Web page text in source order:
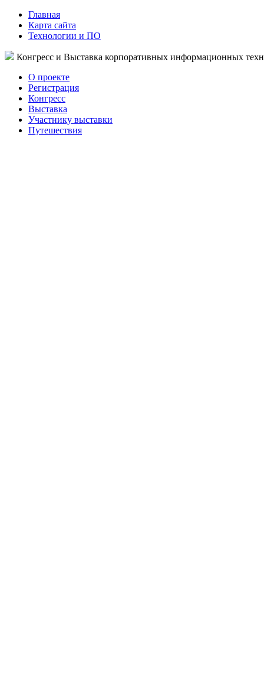
Главная
Карта сайта
Технологии и ПО
Конгресс и Выставка корпоративных информационных
О проекте
Регистрация
Конгресс
Выставка
Участнику выставки
Путешествия